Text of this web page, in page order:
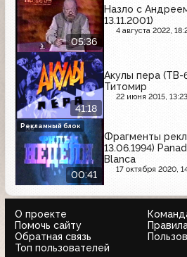
05:36
Назло с
13.11.2001)
4 августа 2022,
41:18
Акулы пера (ТВ-
Титомир
22 июня 2015, 13:23
00:41
Фрагменты
13.06.1994)
Blanca
17 октября 2020,
Рекламный блок
О проекте
Помочь сайту
Обратная связь
Топ пользователей